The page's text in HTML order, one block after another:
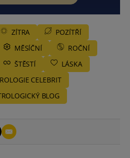
ZÍTRA
POZÍTŘÍ
MĚSÍČNÍ
ROČNÍ
ŠTĚSTÍ
LÁSKA
CELEBRIT
BLOG